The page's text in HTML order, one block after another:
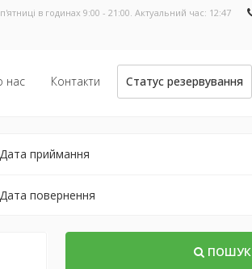
в годинах 9:00 - 21:00. Актуальний час: 12:47
нас Контакти Статус резервування
Дата приймання
Дата повернення
ПОШУК